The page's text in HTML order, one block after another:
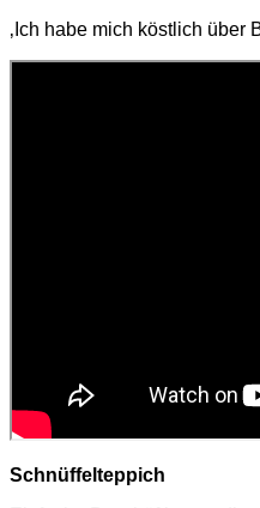
‚Ich habe mich köstlich über
Schnüffelteppich